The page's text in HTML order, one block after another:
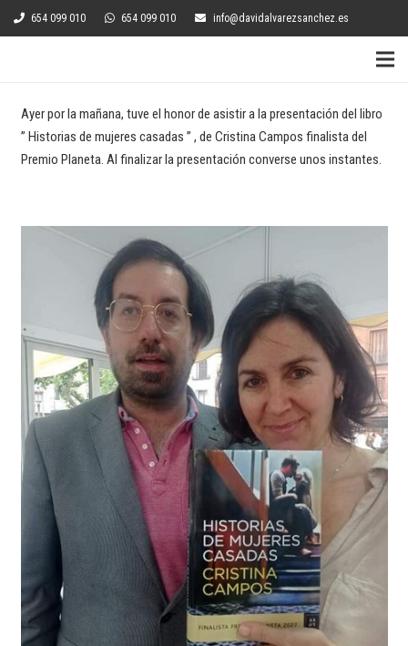
654 099 010 654 099 010 info@davidalvarezsanchez.es
Ayer por la mañana, tuve el honor de asistir a la presentación del libro
” Historias de mujeres casadas ” , de Cristina Campos finalista del
Premio Planeta. Al finalizar la presentación converse unos instantes.